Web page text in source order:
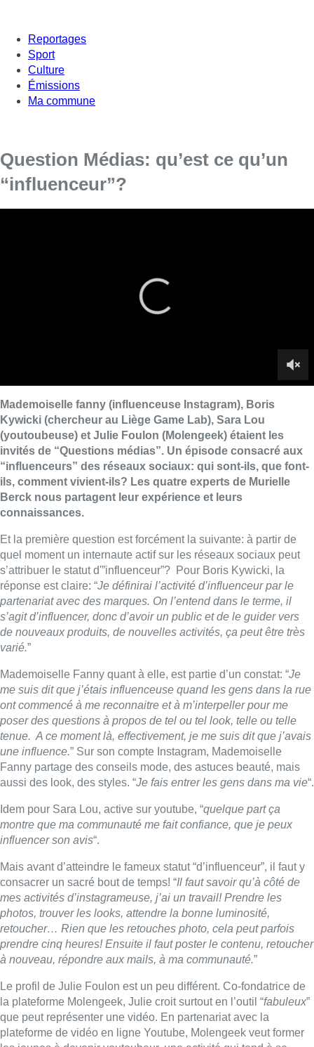
Reportages
Sport
Culture
Émissions
Ma commune
Question Médias: qu’est ce qu’un
“influenceur”?
“influenceurs” des réseaux sociaux: qui sont-ils, que font-
ils, comment vivient-ils? Les quatre experts de Murielle
Berck nous partagent leur expérience et leurs
Et la première question est forcément la suivante: à partir de
quel moment un internaute actif sur les réseaux sociaux peut
s’attribuer le statut d'”influenceur”? Pour Boris Kywicki, la
réponse est claire: “
Je définirai l’activité d’influenceur par le
partenariat avec des marques. On l’entend dans le terme, il
s’agit d’influencer, donc d’avoir un public et de le guider vers
de nouveaux produits, de nouvelles activités, ça peut être très
varié.
Mademoiselle Fanny quant à elle, est partie d’un constat: “Je
me suis dit que j’étais influenceuse quand les gens dans la rue
ont commencé à me reconnaitre et à m’interpeller pour me
poser des questions à propos de tel ou tel look, telle ou telle
tenue. A ce moment là, effectivement, je me suis dit que j’avais
une influence.
” Sur son compte Instagram, Mademoiselle
Fanny partage des conseils mode, des astuces beauté, mais
aussi des look, des styles. “
Je fais entrer les gens dans ma vie
Idem pour Sara Lou, active sur youtube, “ quelque part ça
montre que ma communauté me fait confiance, que je peux
influencer son avis
Mais avant d’atteindre le fameux statut “d’influenceur”, il faut y
consacrer un sacré bout de temps! “ Il faut savoir qu’à côté de
mes activités d’instagrameuse, j’ai un travail! Prendre les
photos, trouver les looks, attendre la bonne luminosité,
retoucher… Rien que les retouches photo, cela peut parfois
prendre cinq heures! Ensuite il faut poster le contenu, retoucher
à nouveau, répondre aux mails, à ma communauté.”
la plateforme Molengeek, Julie croit surtout en l’outil “fabuleux
que peut représenter une vidéo. En partenariat avec la
plateforme de vidéo en ligne Youtube, Molengeek veut former
les jeunes à devenir youtoubeur, une activité qui tend à se
Dans chaque poche de jeune il y a un
smartphone, c’est un véritable outil d’émancipation sociale.
Grâce à la création d’un contenu vidéo, les jeunes peuvent
lancer leur carrière. Cela peut aussi être couplé à un projet
professionnel. C’est un vrai support. ”
C.L
Lire aussi :
Un nouveau club de MMA ouvre